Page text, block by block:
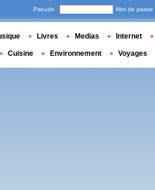
Pseudo Mot de passe
Livres Medias Internet
Cuisine Environnement Voyages